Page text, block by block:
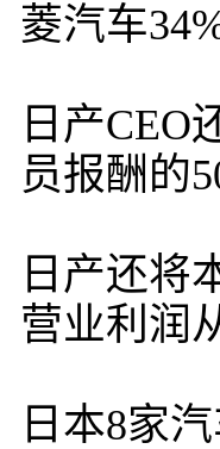
菱汽车
日产CEO
员报酬的
日产还将
营业利润
日本8家